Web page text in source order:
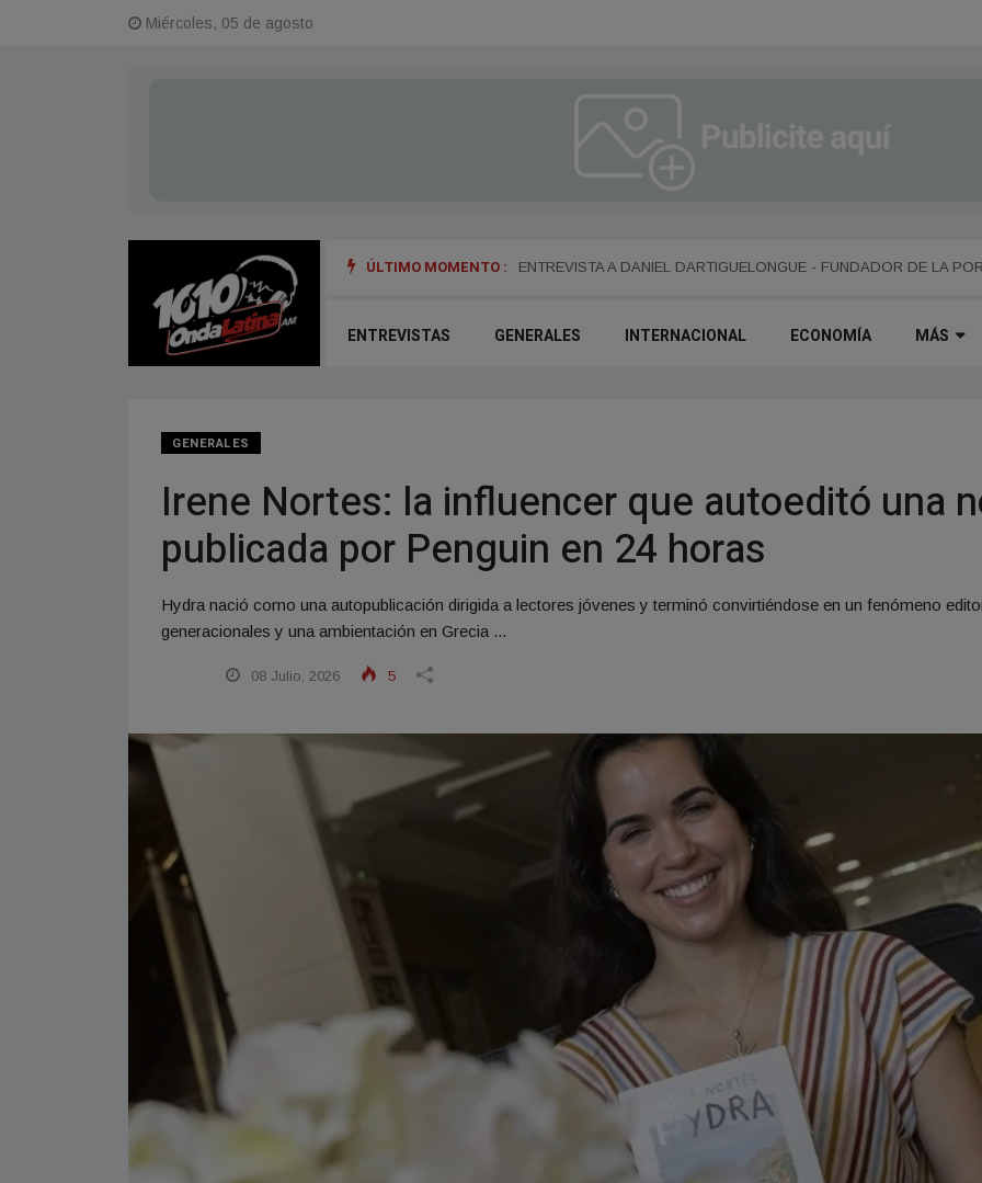
Miércoles, 05 de agosto
ÚLTIMO MOMENTO : ENTREVISTA A ALEJANDRO KIM
ENTREVISTAS GENERALES INTERNACIONAL ECONOMÍA MÁS
GENERALES
Irene Nortes: la influencer que autoeditó una
publicada por Penguin en 24 horas
Hydra nació como una autopublicación dirigida a lectores jóvenes y terminó convirtiéndose en un fenómeno
generacionales y una ambientación en Grecia ...
08 Julio, 2026 5